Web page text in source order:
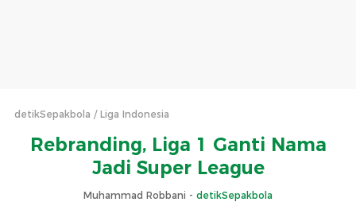
detikSepakbola Liga Indonesia
Rebranding, Liga 1 Ganti Nama
Jadi Super League
Muhammad Robbani - detikSepakbola